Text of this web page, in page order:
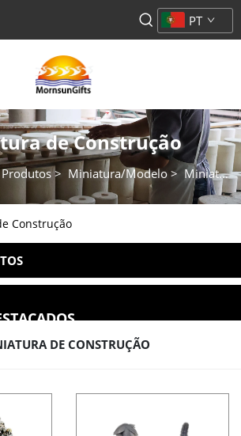
PT
de Construção
Produtos> Miniatura/Modelo > Miniatura de Construção
Construção
DE CONSTRUÇÃO